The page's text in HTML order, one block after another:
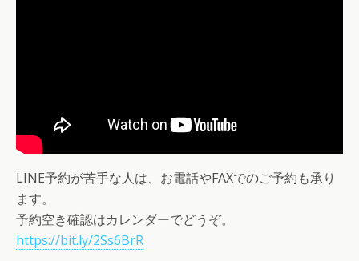
LINE予約が苦手な人は、お電話やFAXでのご予約も承り
ます。
予約空き確認はカレンダーでどうぞ。
https://bit.ly/2Ss6BrR